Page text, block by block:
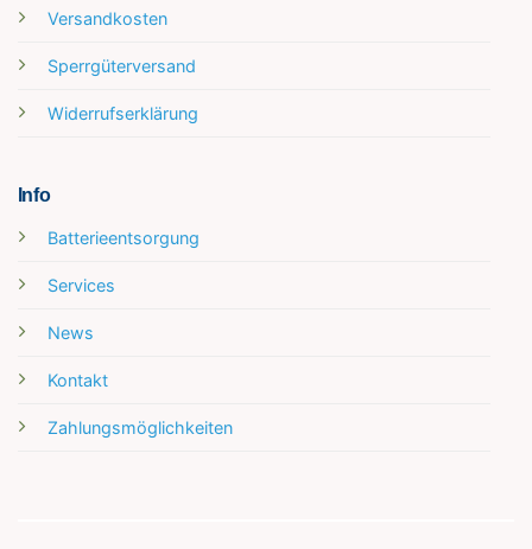
Versandkosten
Sperrgüterversand
Widerrufserklärung
Info
Batterieentsorgung
Services
News
Kontakt
Zahlungsmöglichkeiten